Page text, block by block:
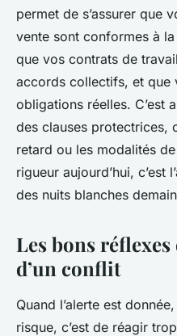
permet de s’assurer que
vente sont conformes à
que vos contrats de
accords collectifs, et que
obligations réelles. C’est
des clauses protectrices,
retard ou les modalités
rigueur aujourd’hui, c’est
des nuits blanches
Les bons
d’un conflit
Quand l’alerte est
risque, c’est de réagir